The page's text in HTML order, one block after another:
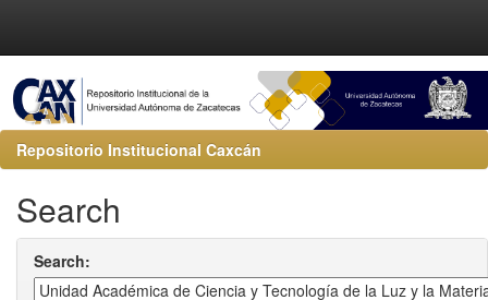
Repositorio Institucional Caxcán
Search
Search: